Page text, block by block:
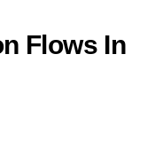
Flows In